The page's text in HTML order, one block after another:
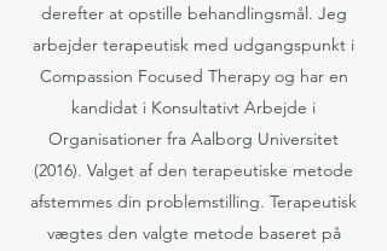
derefter at opstille behandlingsmål. Jeg
arbejder terapeutisk med udgangspunkt i
Compassion Focused Therapy og har en
kandidat i Konsultativt Arbejde i
Organisationer fra Aalborg Universitet
(2016). Valget af den terapeutiske metode
afstemmes din problemstilling. Terapeutisk
vægtes den valgte metode baseret på